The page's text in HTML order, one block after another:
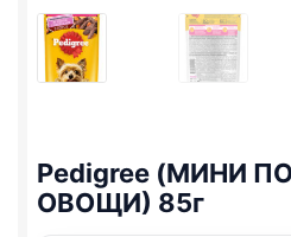
Pedigree (МИНИ
ОВОЩИ) 85г